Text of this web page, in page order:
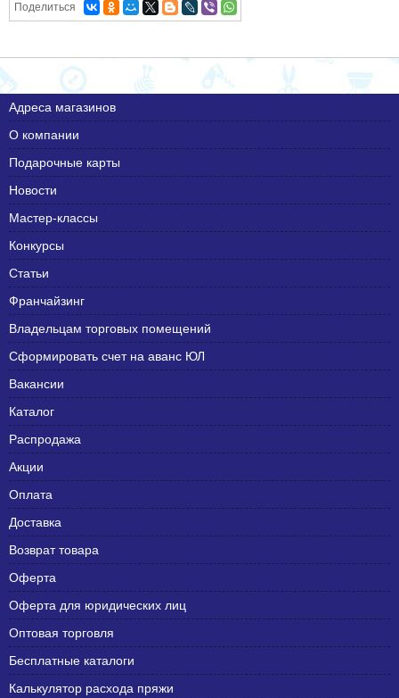
Поделиться
Адреса магазинов
О компании
Подарочные карты
Новости
Мастер-классы
Конкурсы
Статьи
Франчайзинг
Владельцам торговых помещений
Сформировать счет на аванс ЮЛ
Вакансии
Каталог
Распродажа
Акции
Оплата
Доставка
Возврат товара
Оферта
Оферта для юридических лиц
Оптовая торговля
Бесплатные каталоги
Калькулятор расхода пряжи